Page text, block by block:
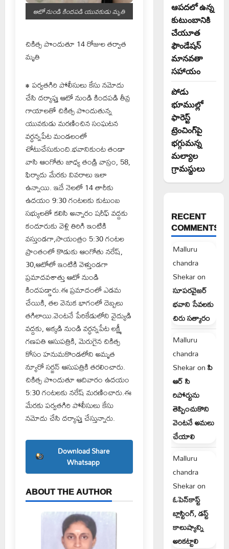
ఆటో నుండి కిందపడి యువకుడు మృతి
చికిత్స పొందుతూ 14 రోజుల తర్వాత
మృతి
• పర్వతగిరి పోలీసులు కేసు నమోదు
చేసి దర్యాప్తు ఆటో నుండి కిందపడి తీవ్ర
గాయాలతో చికిత్స పొందుతున్న
యువకుడు మరణించిన సంఘటన
వర్ధన్నపేట మండలంలో
చోటుచేసుకుంది.భవానికుంట తండా
వాసి ఆంగోతు జాధ్య తండ్రి వాస్రం, 58,
ఫిర్యాదు మేరకు వివరాలు ఇలా
ఉన్నాయి. ఇదే నెలలో 14 తారీకు
ఉదయం 9:30 గంటలకు కుటుంబ
సభ్యులతో కలిసి అన్నారం షరీఫ్ వద్దకు
కందూరుకు వెళ్లి తిరిగి ఇంటికి
వస్తుండగా,సాయంత్రం 5:30 గంటల
ప్రాంతంలో కొడుకు ఆంగోతు నరేష్,
30,ఆటోలో ఇంటికి వెళ్తుండగా
ప్రమాదవశాత్తు ఆటో నుండి
కిందపడ్డారు.ఈ ప్రమాదంలో ఎడమ
చేయికి, తల వెనుక భాగంలో దెబ్బలు
తగిలాయి.వెంటనే పేరికేడులోని వైద్యుడి
వద్దకు, అక్కడి నుండి వర్ధన్నపేట లక్ష్మీ
గణపతి ఆసుపత్రికి, మెరుగైన చికిత్స
కోసం హనుమకొండలోని అమృత
న్యూరో సర్జన్ ఆసుపత్రికి తరలించారు.
చికిత్స పొందుతూ ఆదివారం ఉదయం
5:30 గంటలకు నరేష్ మరణించారు.ఈ
మేరకు పర్వతగిరి పోలీసులు కేసు
నమోదు చేసి దర్యాప్తు చేస్తున్నారు.
Download Share
Whatsapp
ABOUT THE AUTHOR
ఆపదలో ఉన్న
కుటుంబానికి
చేయూత
ఫౌండేషన్
మానవతా
సహాయం
పోడు
భూముల్లో
ఫారెస్ట్
ట్రెంచింగ్‌పై
భగ్గుమన్న
మల్యాల
గ్రామస్థులు
RECENT
COMMENTS
Malluru
chandra
Shekaron
సూపరవైజర్
భవాని సేవలకు
చిరు సత్కారం
Malluru
chandra
Shekaronపి
ఆర్ సి
రిపోర్టును
తెప్పించుకొని
వెంటనే అమలు
చేయాలి
Malluru
chandra
Shekaron
ఓపెన్‌కాస్ట్
బ్లాస్టింగ్, డస్ట్
కాలుష్యాన్ని
అరికట్టాలి